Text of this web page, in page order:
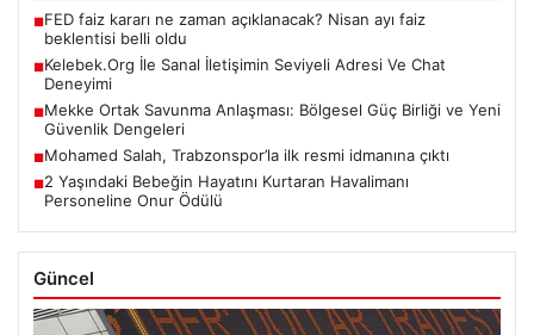
■FED faiz kararı ne zaman açıklanacak? Nisan ayı faiz
beklentisi belli oldu
■Kelebek.Org İle Sanal İletişimin Seviyeli Adresi Ve Chat
Deneyimi
■Mekke Ortak Savunma Anlaşması: Bölgesel Güç Birliği ve Yeni
Güvenlik Dengeleri
■Mohamed Salah, Trabzonspor’la ilk resmi idmanına çıktı
■2 Yaşındaki Bebeğin Hayatını Kurtaran Havalimanı
Personeline Onur Ödülü
Güncel